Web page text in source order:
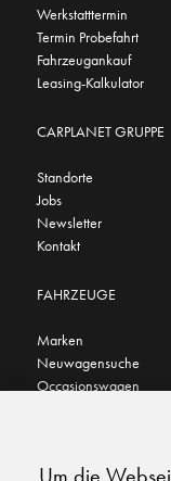
Werkstatttermin
Termin Probefahrt
Fahrzeugankauf
Leasing-Kalkulator
CARPLANET GRUPPE
Standorte
Jobs
Newsletter
Kontakt
FAHRZEUGE
Marken
Neuwagensuche
Occasionswagen